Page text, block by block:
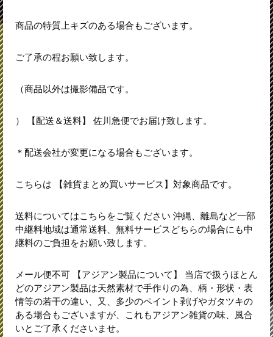
商品の特質上キズのある場合もございます。
ご了承の程お願い致します。
（商品以外は撮影備品です。
） 【配送＆送料】 佐川急便でお届け致します。
＊配送会社が変更になる場合もございます。
こちらは 【雑貨まとめ買いサービス】対象商品です。
送料についてはこちらをご覧ください 沖縄、離島など一部
中継料地域は通常送料、無料サービスどちらの場合にも中
継料のご負担をお願い致します。
メール便不可 【アジアン製品について】 当店で扱うほとん
どのアジアン製品は天然素材で手作りの為、柄・形状・表
情等の若干の違い、又、多少のペイント剥げやガタツキの
ある場合もございますが、これもアジアン雑貨の味、風合
いとご了承くださいませ。